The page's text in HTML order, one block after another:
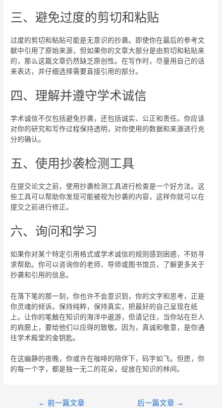
三、避免过度的剪切和粘贴
过度的剪切和粘贴可能是无意识的抄袭。即使你在最后的参考文
献中引用了原始来源，但如果你的文章大部分是由剪切和粘贴来
的，那么这篇文章仍然缺乏原创性。在写作时，尽量用自己的话
来表达，并仔细选择需要直接引用的部分。
四、理解并遵守学术诚信
学术诚信不仅包括避免抄袭，还包括诚实、公正和责任。你应该
对你的研究和写作过程保持透明，对你使用的数据和来源进行充
分的确认。
五、使用抄袭检测工具
在提交论文之前，使用抄袭检测工具进行检查是一个好方法。这
些工具可以帮助你发现可能被视为抄袭的内容，这样你就可以在
提交之前进行修正。
六、询问和学习
如果你对某个特定引用格式或学术诚信的规则感到困惑，不妨寻
求帮助。你可以咨询你的老师、导师或图书馆员，了解更多关于
抄袭和引用的信息。
在落下笔的那一刻，你也许不会意识到，你的文字和思考，正是
你灵魂的倾诉。保持纯粹，保持真实，把最好的自己呈现在纸
上。让你的笔触在知识的海洋中遨游，但请记住，当你站在巨人
的肩膀上，要给他们以应得的致敬。因为，真诚和敬意，是你通
往学术殿堂的金钥匙。
在这幽静的夜晚，你或许在咖啡的陪伴下，码字如飞。但愿，你
的每一个字，都是独一无二的花朵，绽放在知识的林间。
← 前一篇文章 后一篇文章 →